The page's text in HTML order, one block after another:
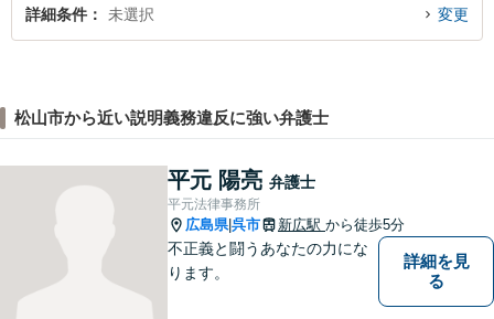
詳細条件 未選択 変更
松山市から近い説明義務違反に強い弁護士
平元 陽亮 弁護士
平元法律事務所
広島県|呉市 新広駅 から徒歩5分
不正義と闘うあなたの力にな
ります。
詳細を見
る